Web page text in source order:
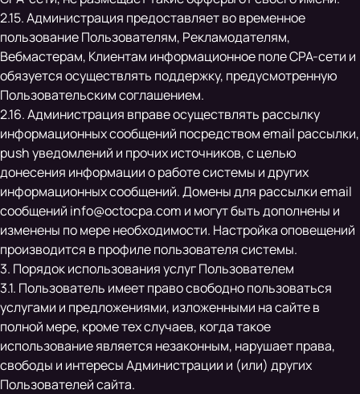
2.15. Администрация предоставляет во временное
пользование Пользователям, Рекламодателям,
Вебмастерам, Клиентам информационное поле CPA-сети и
обязуется осуществлять поддержку, предусмотренную
Пользовательским соглашением.
2.16. Администрация вправе осуществлять рассылку
информационных сообщений посредством email рассылки,
push уведомлений и прочих источников, с целью
донесения информации о работе системы и других
информационных сообщений. Домены для рассылки email
сообщений info@octocpa.com и могут быть дополнены и
изменены по мере необходимости. Настройка оповещений
производится в профиле пользователя системы.
3. Порядок использования услуг Пользователем
3.1. Пользователь имеет право свободно пользоваться
услугами и предложениями, изложенными на сайте в
полной мере, кроме тех случаев, когда такое
использование является незаконным, нарушает права,
свободы и интересы Администрации и (или) других
Пользователей сайта.